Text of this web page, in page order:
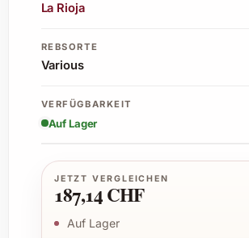
La Rioja
REBSORTE
Various
VERFÜGBARKEIT
Auf Lager
JETZT VERGLEICHEN
187,14 CHF
Auf Lager